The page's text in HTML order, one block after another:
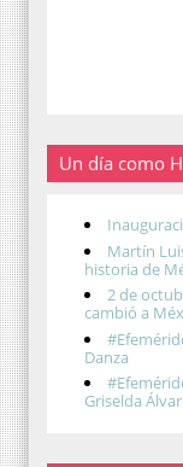
Un día como
Martín
historia de
2 de
cambió a
Danza
Griselda